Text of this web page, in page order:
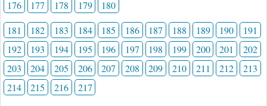
176 177 178 179
180
181
182 183 184 185 186 187 188 189 190
191
192
193 194 195 196 197 198 199 200 201
202
203
204 205 206 207 208 209 210 211 212
213
214
215 216 217